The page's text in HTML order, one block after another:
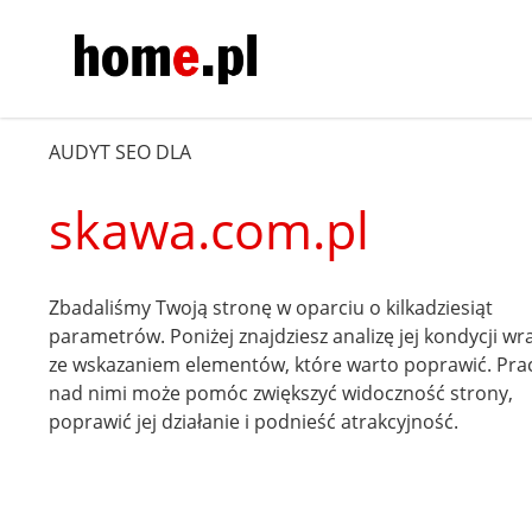
AUDYT SEO DLA
skawa.com.pl
Zbadaliśmy Twoją stronę w oparciu o kilkadziesiąt
parametrów. Poniżej znajdziesz analizę jej kondycji
ze wskazaniem elementów, które warto poprawić.
nad nimi może pomóc zwiększyć widoczność strony,
poprawić jej działanie i podnieść atrakcyjność.